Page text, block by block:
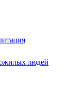
людей